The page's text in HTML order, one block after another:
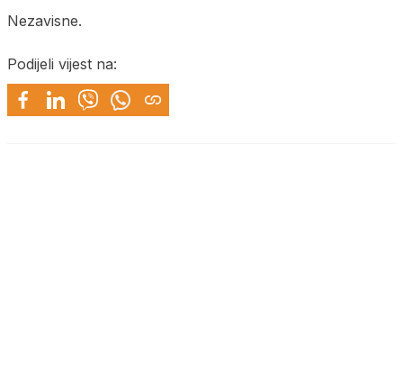
Nezavisne.
Podijeli vijest na: